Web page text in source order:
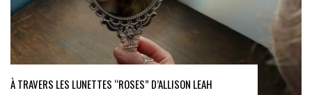
À TRAVERS LES LUNETTES “ROSES” D’ALLISON LEAH